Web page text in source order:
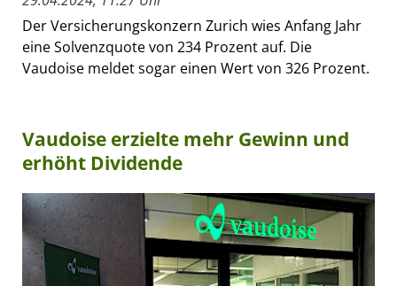
Der Versicherungskonzern Zurich wies Anfang Jahr
eine Solvenzquote von 234 Prozent auf. Die
Vaudoise meldet sogar einen Wert von 326 Prozent.
Vaudoise erzielte mehr Gewinn und
erhöht Dividende